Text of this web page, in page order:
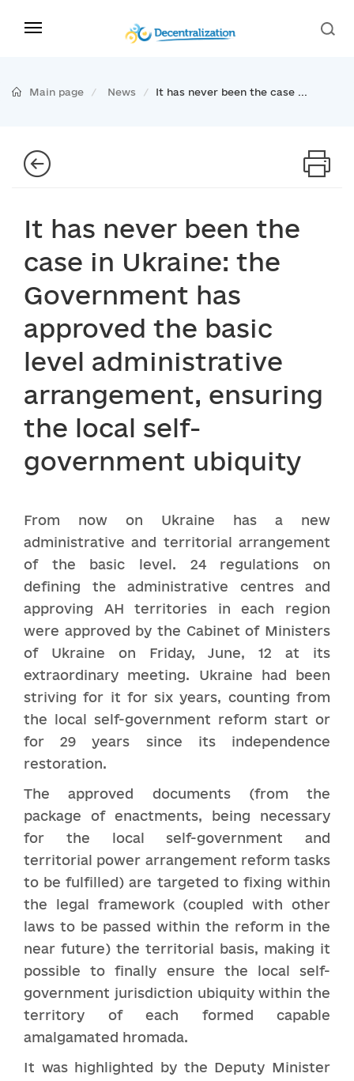
Main page News It has never been the case ...
It has never been the
case in Ukraine: the
Government has
approved the basic
level administrative
arrangement, ensuring
the local self-
government ubiquity
From now on Ukraine has a new
administrative and territorial arrangement
of the basic level. 24 regulations on
defining the administrative centres and
approving AH territories in each region
were approved by the Cabinet of Ministers
of Ukraine on Friday, June, 12 at its
extraordinary meeting. Ukraine had been
striving for it for six years, counting from
the local self-government reform start or
for 29 years since its independence
restoration.
The approved documents (from the
package of enactments, being necessary
for the local self-government and
territorial power arrangement reform tasks
to be fulfilled) are targeted to fixing within
the legal framework (coupled with other
laws to be passed within the reform in the
near future) the territorial basis, making it
possible to finally ensure the local self-
government jurisdiction ubiquity within the
territory of each formed capable
amalgamated hromada.
It was highlighted by the Deputy Minister